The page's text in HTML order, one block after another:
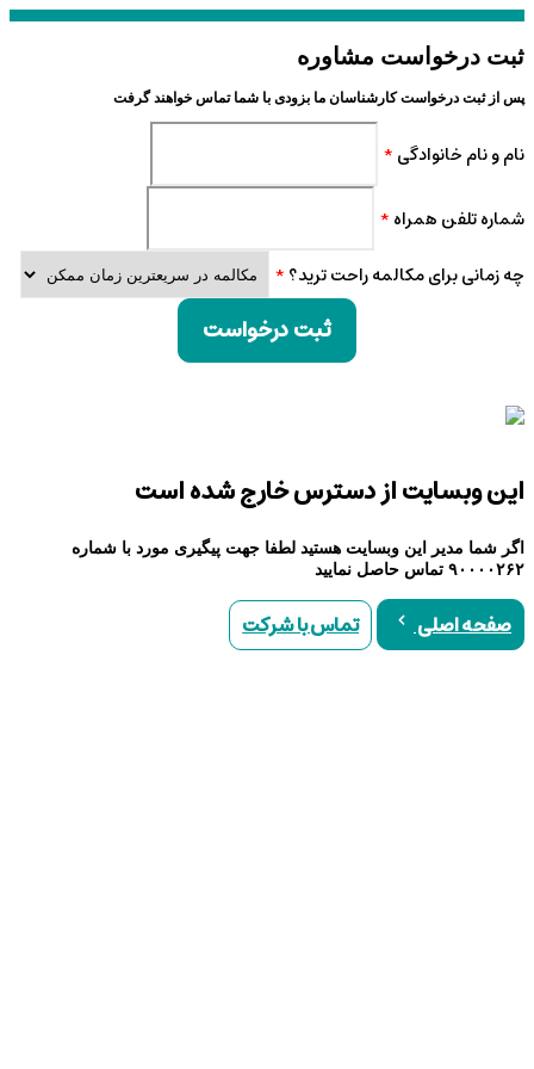
ثبت درخواست مشاوره
پس از ثبت درخواست کارشناسان ما بزودی با شما تماس خواهند گرفت
نام و نام خانوادگی *
شماره تلفن همراه *
چه زمانی برای مکالمه راحت ترید؟ *
ثبت درخواست
این وبسایت از دسترس خارج شده است
اگر شما مدیر این وبسایت هستید لطفا جهت پیگیری مورد با شماره
۹۰۰۰۰۲۶۲ تماس حاصل نمایید
صفحه اصلی تماس با شرکت